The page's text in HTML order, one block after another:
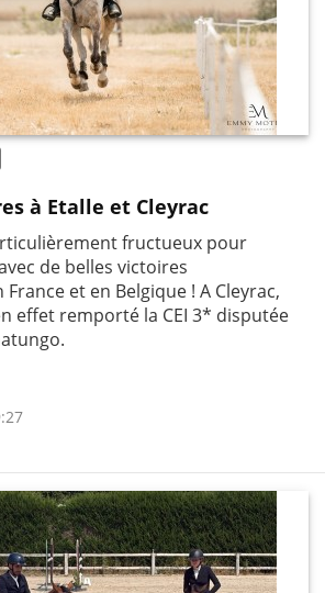
à Etalle et Cleyrac
fructueux pour
de belles victoires
et en Belgique ! A Cleyrac,
effet remporté la CEI 3* disputée